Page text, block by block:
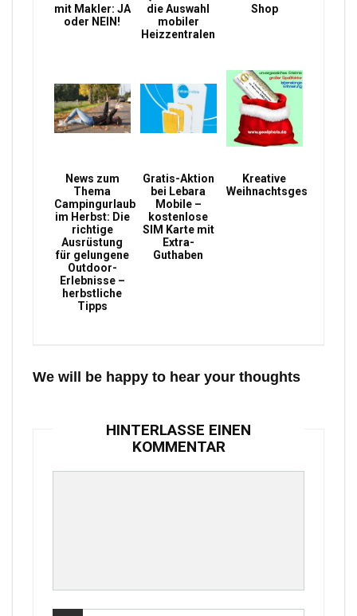
mit Makler: JA
oder NEIN!
die Auswahl
mobiler
Heizzentralen
Shop
News zum
Thema
Campingurlaub
im Herbst: Die
richtige
Ausrüstung
für gelungene
Outdoor-
Erlebnisse –
herbstliche
Tipps
Gratis-Aktion
bei Lebara
Mobile –
kostenlose
SIM Karte mit
Extra-
Guthaben
Kreative
Weihnachtsgeschenke
We will be happy to hear your thoughts
HINTERLASSE EINEN
KOMMENTAR